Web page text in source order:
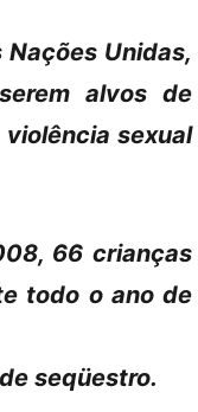
Unidas,
alvos de
sexual
66 crianças
todo o ano de
seqüestro.